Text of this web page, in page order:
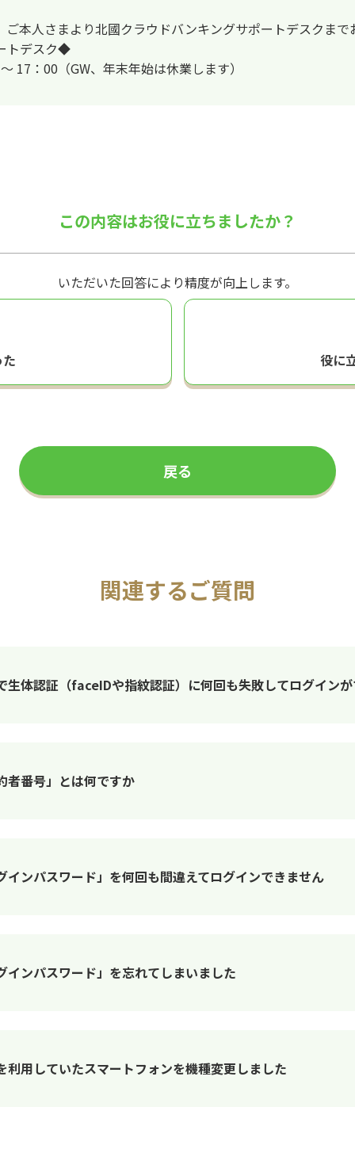
本人さまより北國クラウドバンキングサポートデスクまで
トデスク◆
：00（GW、年末年始は休業します）
この内容はお役に立ちましたか？
いただいた回答により精度が向上します。
役に
戻る
関連するご質問
生体認証（faceIDや指紋認証）に何回も失敗してログイン
者番号」とは何ですか
ンパスワード」を何回も間違えてログインできません
ンパスワード」を忘れてしまいました
用していたスマートフォンを機種変更しました